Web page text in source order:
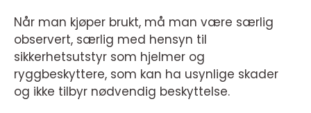
Når man kjøper brukt, må man være særlig
observert, særlig med hensyn til
sikkerhetsutstyr som hjelmer og
ryggbeskyttere, som kan ha usynlige skader
og ikke tilbyr nødvendig beskyttelse.